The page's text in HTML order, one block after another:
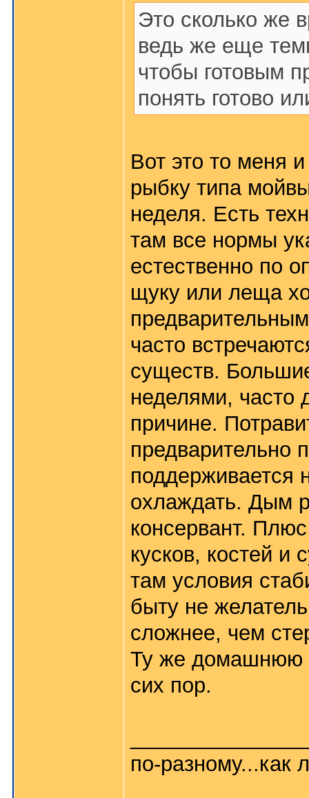
Это сколько же
ведь же еще
чтобы готовым
понять готово
Вот это то меня
рыбку типа
неделя. Есть
там все нормы
естественно по
щуку или леща
часто
существ.
неделями, часто
причине.
предварительно
поддерживается
охлаждать. Дым
консервант.
кусков, костей и
там условия
быту не
сложнее, чем
Ту же домашнюю
сих пор.
по-разному...как